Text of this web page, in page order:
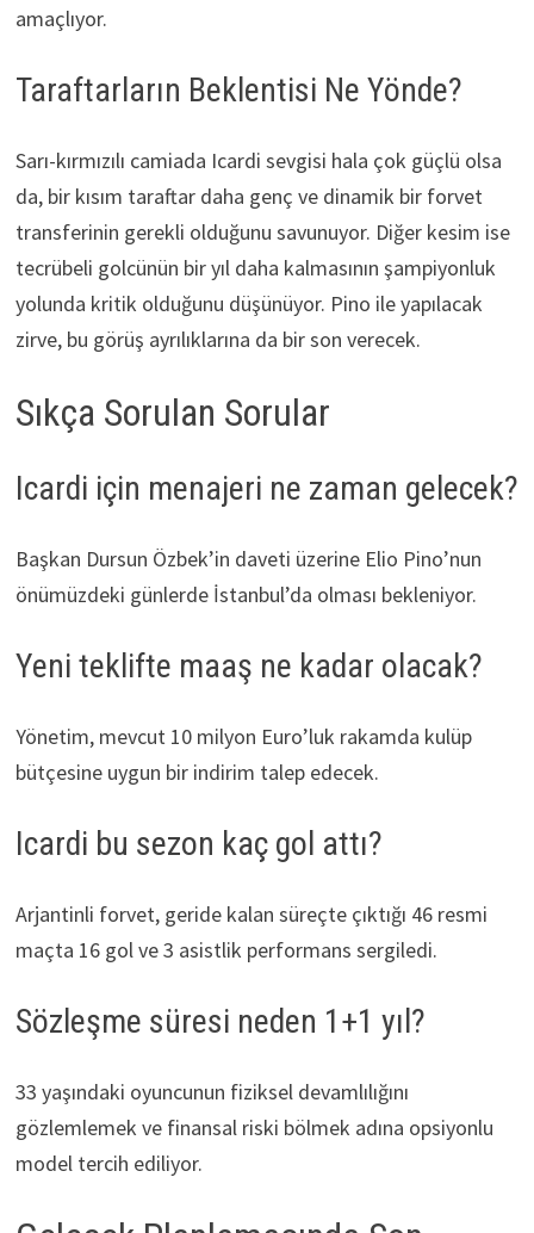
amaçlıyor.
Taraftarların Beklentisi Ne Yönde?
Sarı-kırmızılı camiada Icardi sevgisi hala çok güçlü olsa
da, bir kısım taraftar daha genç ve dinamik bir forvet
transferinin gerekli olduğunu savunuyor. Diğer kesim ise
tecrübeli golcünün bir yıl daha kalmasının şampiyonluk
yolunda kritik olduğunu düşünüyor. Pino ile yapılacak
zirve, bu görüş ayrılıklarına da bir son verecek.
Sıkça Sorulan Sorular
Icardi için menajeri ne zaman gelecek?
Başkan Dursun Özbek’in daveti üzerine Elio Pino’nun
önümüzdeki günlerde İstanbul’da olması bekleniyor.
Yeni teklifte maaş ne kadar olacak?
Yönetim, mevcut 10 milyon Euro’luk rakamda kulüp
bütçesine uygun bir indirim talep edecek.
Icardi bu sezon kaç gol attı?
Arjantinli forvet, geride kalan süreçte çıktığı 46 resmi
maçta 16 gol ve 3 asistlik performans sergiledi.
Sözleşme süresi neden 1+1 yıl?
33 yaşındaki oyuncunun fiziksel devamlılığını
gözlemlemek ve finansal riski bölmek adına opsiyonlu
model tercih ediliyor.